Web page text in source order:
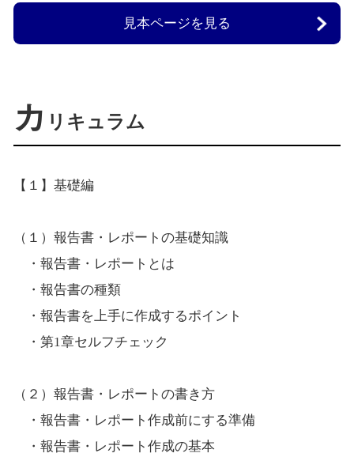
見本ページを見る
カ リキュラム
【１】基礎編
（１）報告書・レポートの基礎知識
・報告書・レポートとは
・報告書の種類
・報告書を上手に作成するポイント
・第1章セルフチェック
（２）報告書・レポートの書き方
・報告書・レポート作成前にする準備
・報告書・レポート作成の基本